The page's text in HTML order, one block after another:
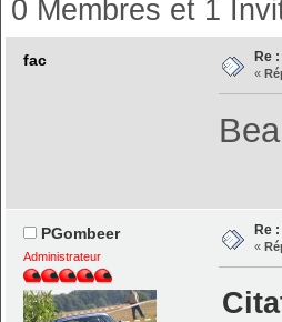
0 Membres et 1
fac Re
«
PGombeer
Administrateur
Re
«